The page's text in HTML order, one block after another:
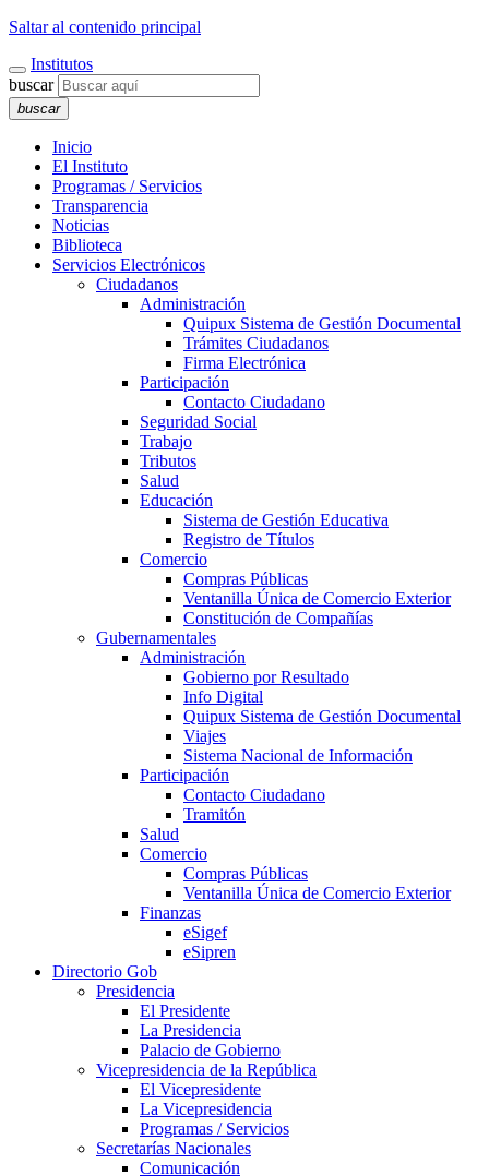
Saltar al contenido principal
Institutos
buscar
buscar
Inicio
El Instituto
Programas / Servicios
Transparencia
Noticias
Biblioteca
Servicios Electrónicos
Ciudadanos
Administración
Quipux Sistema de Gestión Documental
Trámites Ciudadanos
Firma Electrónica
Participación
Contacto Ciudadano
Seguridad Social
Trabajo
Tributos
Salud
Educación
Sistema de Gestión Educativa
Registro de Títulos
Comercio
Compras Públicas
Ventanilla Única de Comercio Exterior
Constitución de Compañías
Gubernamentales
Administración
Gobierno por Resultado
Info Digital
Quipux Sistema de Gestión Documental
Viajes
Sistema Nacional de Información
Participación
Contacto Ciudadano
Tramitón
Salud
Comercio
Compras Públicas
Ventanilla Única de Comercio Exterior
Finanzas
eSigef
eSipren
Directorio Gob
Presidencia
El Presidente
La Presidencia
Palacio de Gobierno
Vicepresidencia de la República
El Vicepresidente
La Vicepresidencia
Programas / Servicios
Secretarías Nacionales
Comunicación